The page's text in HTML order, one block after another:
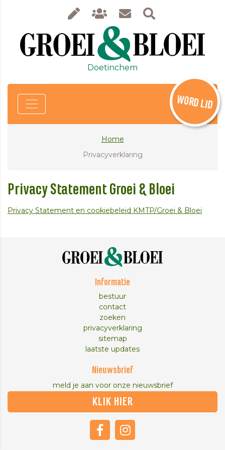
Doetinchem
WORD LID
Home
Privacyverklaring
Privacy Statement Groei & Bloei
Privacy Statement en cookiebeleid KMTP/Groei & Bloei
Informatie
bestuur
contact
zoeken
privacyverklaring
sitemap
laatste updates
Nieuwsbrief
meld je aan voor onze nieuwsbrief
KLIK HIER